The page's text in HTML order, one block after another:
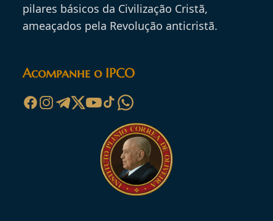
pilares básicos da Civilização Cristã,
ameaçados pela Revolução anticristã.
Acompanhe o IPCO